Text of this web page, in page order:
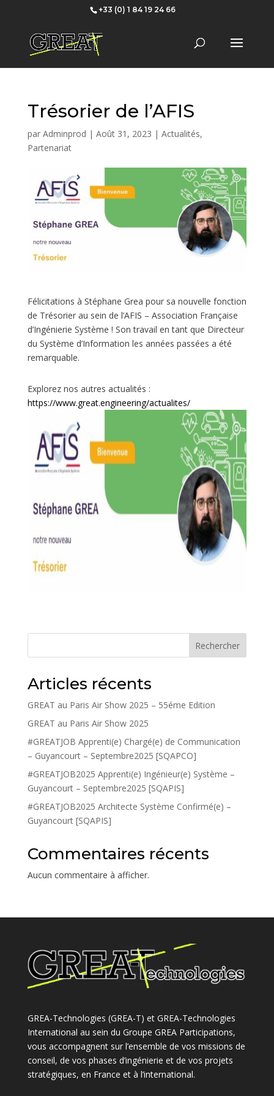
+33 (0) 1 84 19 24 66
Trésorier de l’AFIS
par Adminprod | Août 31, 2023 | Actualités,
Partenariat
Félicitations à Stéphane Grea pour sa nouvelle fonction
de Trésorier au sein de l’AFIS – Association Française
d’Ingénierie Système ! Son travail en tant que Directeur
du Système d’Information les années passées a été
remarquable.
Explorez nos autres actualités :
https://www.great.engineering/actualites/
Rechercher
Articles récents
GREAT au Paris Air Show 2025 – 55éme Edition
GREAT au Paris Air Show 2025
#GREATJOB Apprenti(e) Chargé(e) de Communication
– Guyancourt – Septembre2025 [SQAPCO]
#GREATJOB2025 Apprenti(e) Ingénieur(e) Système –
Guyancourt – Septembre2025 [SQAPIS]
#GREATJOB2025 Architecte Système Confirmé(e) –
Guyancourt [SQAPIS]
Commentaires récents
Aucun commentaire à afficher.
GREA-Technologies (GREA-T) et GREA-Technologies
International au sein du Groupe GREA Participations,
vous accompagnent sur l’ensemble de vos missions de
conseil, de vos phases d’ingénierie et de vos projets
stratégiques, en France et à l’international.